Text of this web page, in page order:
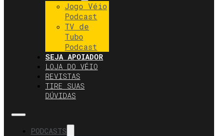
Jogo Véio
Podcast
TV de
Tubo
Podcast
SEJA APOIADOR
LOJA DO VÉIO
REVISTAS
TIRE SUAS
DÚVIDAS
PODCASTS